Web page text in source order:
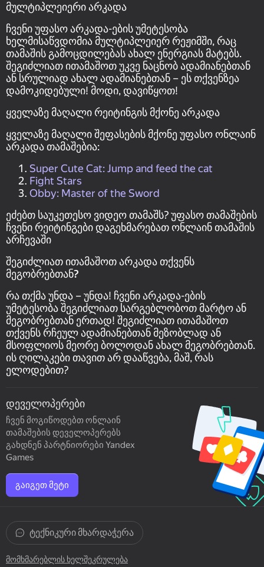
მულტიპლეიერი არკადა
ჩვენი უფასო არკადა-ების უმეტესობა
ხელმისაწვდომია მულტიპლეიერ რეჟიმში, რაც
თამაშის გამოცდილებას ახალ ენერგიას მატებს.
შეგიძლიათ ითამაშოთ უკვე ნაცნობ ადამიანებთან
ან სრულიად ახალ ადამიანებთან – ეს თქვენზეა
დამოკიდებული! მოდი, დავიწყოთ!
ყველაზე მაღალი რეიტინგის მქონე არკადა
ყველაზე მაღალი შეფასების მქონე უფასო ონლაინ
არკადა თამაშებია:
Super Cute Cat: Jump and feed the cat
Fight Stars
Obby: Master of the Sword
ეძებთ საუკეთესო ვიდეო თამაშს? უფასო თამაშების
ჩვენი რეიტინგები დაგეხმარებათ ონლაინ თამაშის
არჩევაში
შეგიძლიათ ითამაშოთ არკადა თქვენს
მეგობრებთან?
რა თქმა უნდა – უნდა! ჩვენი არკადა-ების
უმეტესობა შეგიძლიათ სარგებლობოთ მარტო ან
მეგობრებთან ერთად! შეგიძლიათ ითამაშოთ
თქვენს რჩეულ ადამიანებთან მეზობლად ან
მსოფლიოს მეორე ბოლოდან ახალ მეგობრებთან.
ის ღილაკები თავით არ დააწვება, მაშ, რას
ელოდებით?
დეველოპერები
ჩვენ მოგიწოდებთ ონლაინ
თამაშების დეველოპერებს
გახდნენ პარტნიორები Yandex
Games
გაიგეთ მეტი
მომხმარებლის ხელშეკრულება
ტექნიკური მხარდაჭერა